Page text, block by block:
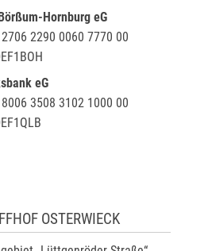
Hornburg eG
2706 2290 0060 7770 00
eG
8006 3508 3102 1000 00
OSTERWIECK